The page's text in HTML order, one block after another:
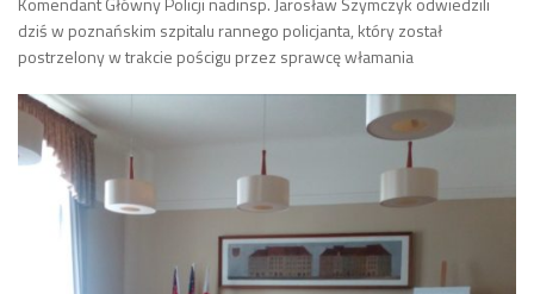
dziś w poznańskim szpitalu rannego policjanta, który został
postrzelony w trakcie pościgu przez sprawcę włamania